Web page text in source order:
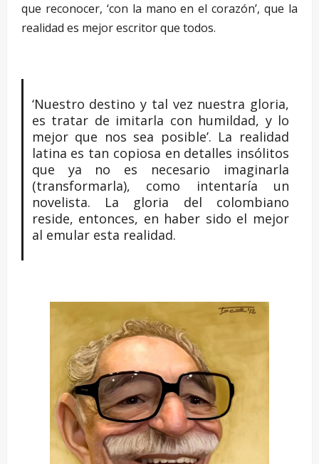
que reconocer, ‘con la mano en el corazón’, que la
realidad es mejor escritor que todos.
‘Nuestro destino y tal vez nuestra gloria,
es tratar de imitarla con humildad, y lo
mejor que nos sea posible’. La realidad
latina es tan copiosa en detalles insólitos
que ya no es necesario imaginarla
(transformarla), como intentaría un
novelista. La gloria del colombiano
reside, entonces, en haber sido el mejor
al emular esta realidad.